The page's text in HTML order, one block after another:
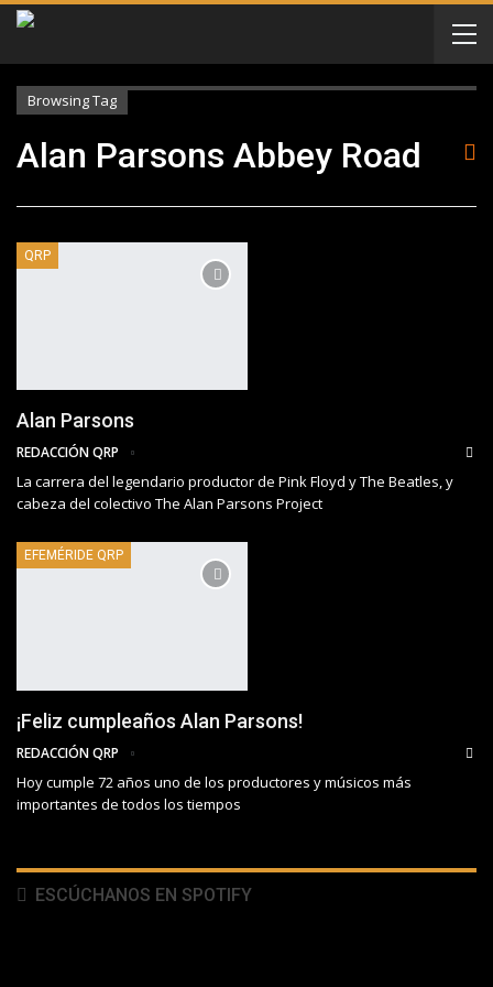
Browsing Tag
Alan Parsons Abbey Road
QRP
Alan Parsons
REDACCIÓN QRP
La carrera del legendario productor de Pink Floyd y The Beatles, y
cabeza del colectivo The Alan Parsons Project
EFEMÉRIDE QRP
¡Feliz cumpleaños Alan Parsons!
REDACCIÓN QRP
Hoy cumple 72 años uno de los productores y músicos más
importantes de todos los tiempos
ESCÚCHANOS EN SPOTIFY